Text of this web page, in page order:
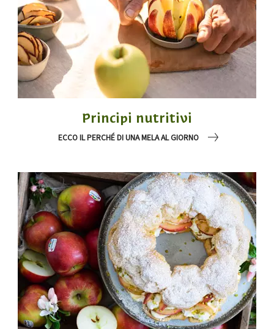
Principi nutritivi
ECCO IL PERCHÉ DI UNA MELA AL GIORNO